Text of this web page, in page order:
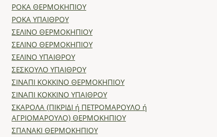
ΡΟΚΑ ΘΕΡΜΟΚΗΠΙΟΥ
ΡΟΚΑ ΥΠΑΙΘΡΟΥ
ΣΕΛΙΝΟ ΘΕΡΜΟΚΗΠΙΟΥ
ΣΕΛΙΝΟ ΘΕΡΜΟΚΗΠΙΟΥ
ΣΕΛΙΝΟ ΥΠΑΙΘΡΟΥ
ΣΕΣΚΟΥΛΟ ΥΠΑΙΘΡΟΥ
ΣΙΝΑΠΙ ΚΟΚΚΙΝΟ ΘΕΡΜΟΚΗΠΙΟΥ
ΣΙΝΑΠΙ ΚΟΚΚΙΝΟ ΥΠΑΙΘΡΟΥ
ΣΚΑΡΟΛΑ (ΠΙΚΡΙΔΙ ή ΠΕΤΡΟΜΑΡΟΥΛΟ ή
ΑΓΡΙΟΜΑΡΟΥΛΟ) ΘΕΡΜΟΚΗΠΙΟΥ
ΣΠΑΝΑΚΙ ΘΕΡΜΟΚΗΠΙΟΥ